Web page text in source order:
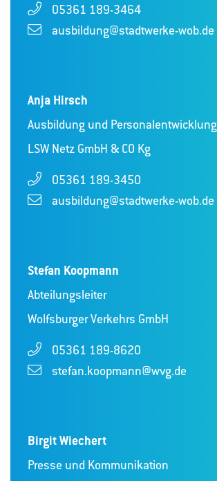
05361 189-3464
ausbildung@stadtwerke-wob.de
Anja Hirsch
Ausbildung und Personalentwicklung
LSW Netz GmbH & CO Kg
05361 189-3450
ausbildung@stadtwerke-wob.de
Stefan Koopmann
Abteilungsleiter
Wolfsburger Verkehrs GmbH
05361 189-8620
stefan.koopmann@wvg.de
Birgit Wiechert
Presse und Kommunikation